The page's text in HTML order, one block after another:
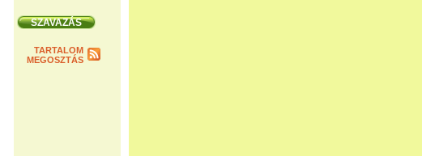
TARTALOM
MEGOSZTÁS